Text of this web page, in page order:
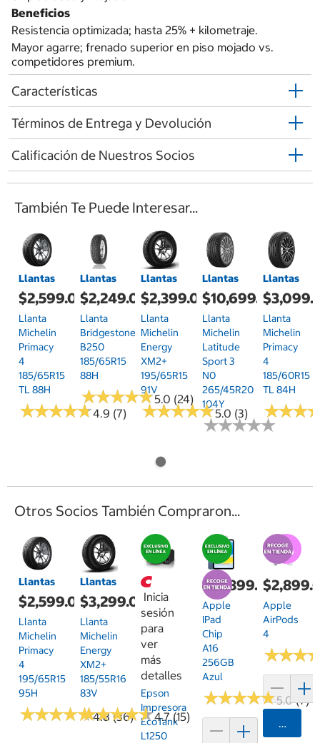
Beneficios
Resistencia optimizada; hasta 25% + kilometraje.
Mayor agarre; frenado superior en piso mojado vs.
competidores premium.
Características
Términos de Entrega y Devolución
Calificación de Nuestros Socios
También Te Puede Interesar...
Llantas
$2,599.00
Llanta
Michelin
Primacy
4
185/65R15
TL 88H
★★★★★
★★★★★4.9 (7)
Llantas
$2,249.00
Llanta
Bridgestone
B250
185/65R15
88H
★★★★★
★★★★★5.0 (24)
Llantas
$2,399.00
Llanta
Michelin
Energy
XM2+
195/65R15
91V
★★★★★
★★★★★5.0 (3)
Llantas
$10,699.00
Llanta
Michelin
Latitude
Sport 3
N0
265/45R20
104Y
★★★★★
★★★★★
Llantas
Llanta
Michelin
Primacy
4
185/60R15
TL 84H
★★★
★★★
Otros Socios También Compraron...
Llantas
$2,599.00
Llanta
Michelin
Primacy
4
195/65R15
95H
★★★★★
★★★★★4.8 (36)
Llantas
$3,299.00
Llanta
Michelin
Energy
XM2+
185/55R16
83V
★★★★★
★★★★★4.7 (15)
Inicia
sesión
para
ver
más
detalles
Epson
Impresora
EcoTank
L1250
$12,899.00
Apple
IPad
Chip
A16
256GB
Azul
★★★★★
★★★★★5.0 (7)
Apple
AirPods
4
★★★
★★★